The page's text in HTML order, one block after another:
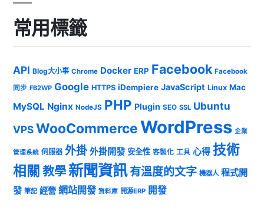
常用標籤
API Blog大小事 Chrome Docker ERP Facebook Facebook
同步 FB2WP Google HTTPS iDempiere JavaScript Linux Mac
MySQL Nginx NodeJS PHP Plugin SEO SSL Ubuntu
VPSWooCommerceWordPress 企業
管理系統 伺服器 外掛 外掛開發 安全性 客製化 工具 心得 技術
相關 教學 新聞資訊有溫度的文字 機器人 程式開
發 筆記 經營 網站開發 資料庫 開源ERP 開發